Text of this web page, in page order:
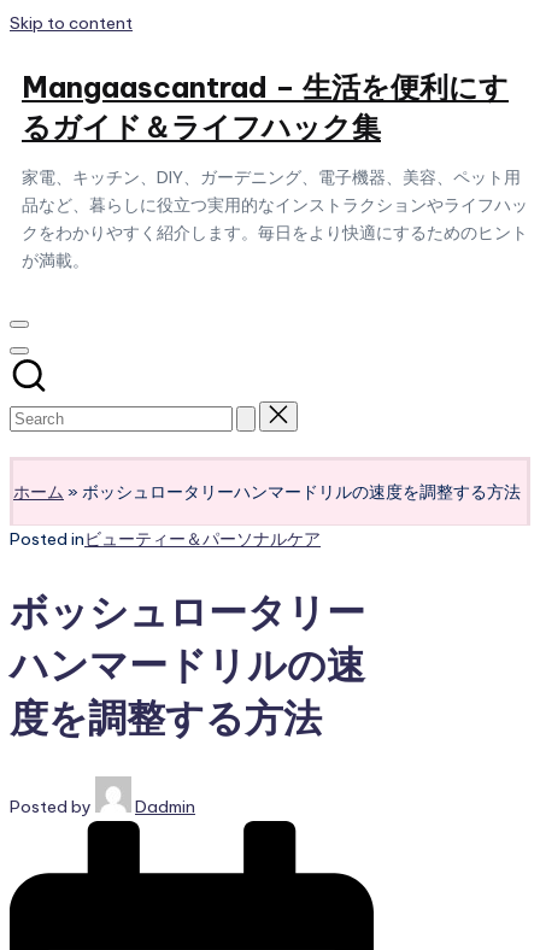
Skip to content
Mangaascantrad – 生活を便利にす
るガイド＆ライフハック集
家電、キッチン、DIY、ガーデニング、電子機器、美容、ペット用
品など、暮らしに役立つ実用的なインストラクションやライフハッ
クをわかりやすく紹介します。毎日をより快適にするためのヒント
が満載。
ホーム » ボッシュロータリーハンマードリルの速度を調整する方法
Posted inビューティー＆パーソナルケア
ボッシュロータリー
ハンマードリルの速
度を調整する方法
Posted by Dadmin